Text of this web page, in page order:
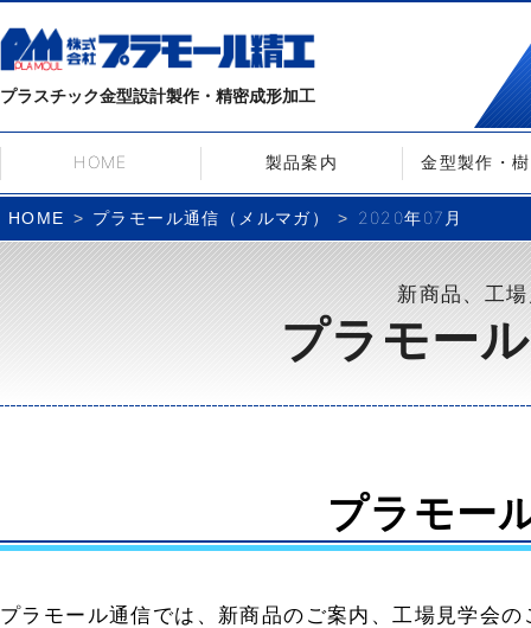
プラスチック金型設計製作・精密成形加工
HOME 製品案内 金型製作・
HOME プラモール通信（メルマガ） 2020年07月
新商品、工
プラモー
プラモー
プラモール通信では、新商品のご案内、工場見学会